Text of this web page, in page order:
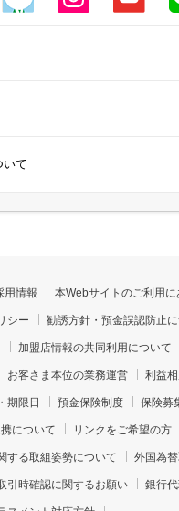
いて
用情報 本Webサイトのご利用に
シー 勧誘方針・預金誤認防止
加盟店情報の共同利用について
お客さま本位の業務運営 利益
期限日 預金保険制度 保険募
について リンクをご希望の方
する取組姿勢について 外国為
引時確認に関するお願い 銀行